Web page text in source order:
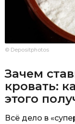
© Depositphotos
Зачем
кровать:
этого
Всё дело в